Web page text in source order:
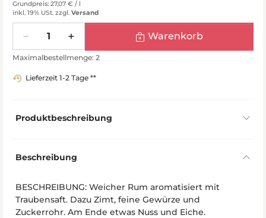
Grundpreis: 27,07 € / l
inkl. 19% USt. zzgl. Versand
Warenkorb
Maximalbestellmenge: 2
Lieferzeit 1-2 Tage **
Produktbeschreibung
Beschreibung
BESCHREIBUNG: Weicher Rum aromatisiert mit
Traubensaft. Dazu Zimt, feine Gewürze und
Zuckerrohr. Am Ende etwas Nuss und Eiche.